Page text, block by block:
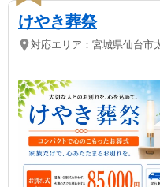
けやき葬祭
対応エリア： 宮城県仙台市